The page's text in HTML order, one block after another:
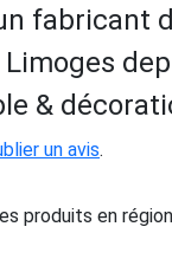
fabricant
&
un avis.
produits en